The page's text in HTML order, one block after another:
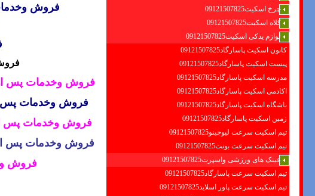
چرخ اسکیت09121507825
کلاه اسکیت09121507825
لوازم یدکی اسکیت09121507825
کانون اسکیت پاسارگاد09121507825
پیست اسکیت پاسارگاد09121507825
مدرسه اسکیت پاسارگاد09121507825
اکادمی اسکیت پاسارگاد09121507825
باشگاه اسکیت پاسارگاد09121507825
زمین اسکیت پاسارگاد09121507825
تیم اسکیت سرعت لیوجینو09121507825
تیم اسکیت سرعت بونت09121507825
عینک های ورزشی واسپرت09121507825
تیم اسکیت سرعت پاسارگاد09121507825
تیم اسکیت سرعت پاور اسلاید09121507825
فروش
فروش وخدمات پس
فروش وخدمات پس
فروش وخدمات پس
فروش وخدمات پس
فروش